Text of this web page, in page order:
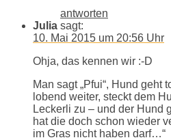
antworten
Julia sagt:
10. Mai 2015 um 20:56 Uhr
Ohja, das kennen wir :-D
Man sagt „Pfui“, Hund geht
lobend weiter, steckt dem
Leckerli zu – und der Hund
hat die doch schon wieder
im Gras nicht haben darf…“